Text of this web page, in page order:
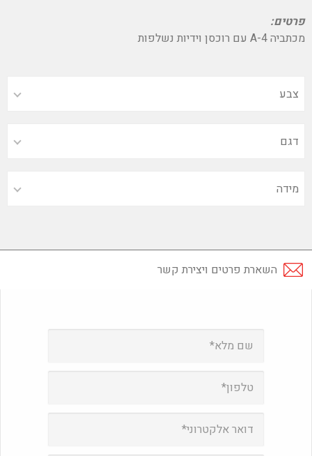
פרטים:
מכתביה 4-A עם רוכסן וידיות נשלפות
השארת פרטים ויצירת קשר